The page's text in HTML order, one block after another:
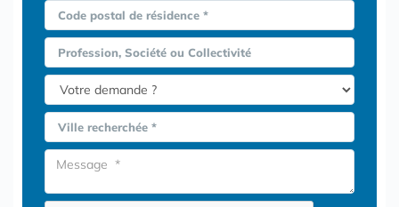
Code postal de résidence *
Profession, Société ou Collectivité
Ville recherchée *